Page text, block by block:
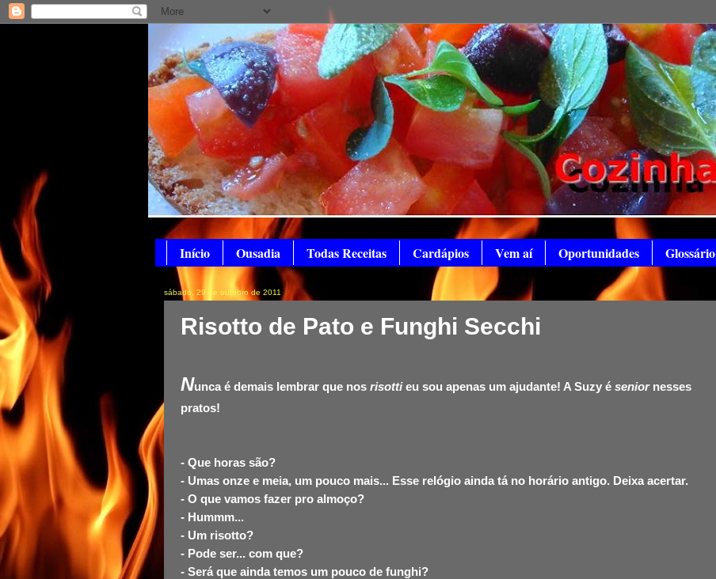
Início Ousadia Todas Receitas Cardápios Vem aí Oportunidades Glossário
sábado, 29 de outubro de 2011
Risotto de Pato e Funghi Secchi
Nunca é demais lembrar que nos risottieu sou apenas um ajudante! A Suzy é seniornesses
pratos!
- Que horas são?
- Umas onze e meia, um pouco mais... Esse relógio ainda tá no horário antigo. Deixa acertar.
- O que vamos fazer pro almoço?
- Hummm...
- Um risotto?
- Pode ser... com que?
- Será que ainda temos um pouco de funghi?